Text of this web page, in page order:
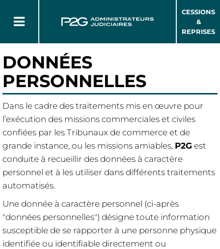
CESSIONS
&
REPRISES
DONNÉES
PERSONNELLES
Dans le cadre des traitements mis en œuvre pour
l’exécution des missions commerciales et civiles
confiées par les Tribunaux de commerce et de
grande instance, ou les missions amiables, P2G est
conduite à recueillir des données à caractère
personnel et à les utiliser dans différents traitements
automatisés.
Une donnée à caractère personnel (ci-après
"données personnelles") désigne toute information
susceptible de se rapporter à une personne physique
identifiée ou identifiable directement ou